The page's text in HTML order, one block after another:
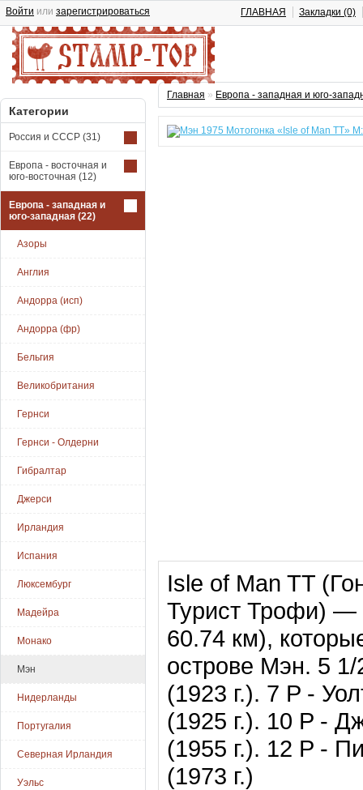
Войти или зарегистрироваться ГЛАВНАЯ Закладки (0)
Категории
Россия и СССР (31)
Европа - восточная и
юго-восточная (12)
Европа - западная и
юго-западная (22)
Азоры
Англия
Андорра (исп)
Андорра (фр)
Бельгия
Великобритания
Гернси
Гернси - Олдерни
Гибралтар
Джерси
Ирландия
Испания
Люксембург
Мадейра
Монако
Мэн
Нидерланды
Португалия
Северная Ирландия
Уэльс
Главная » Европа - западная и юго-
Isle of Man TT
Турист Трофи) —
60.74 км),
острове Мэн. 5
(1923 г.). 7 P -
(1925 г.). 10 P -
(1955 г.). 12 P -
(1973 г.)